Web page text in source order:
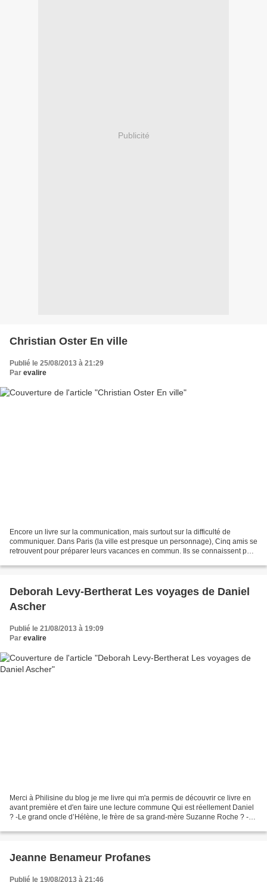
Publicité
Christian Oster En ville
Publié le 25/08/2013 à 21:29
Par evalire
Encore un livre sur la communication, mais surtout sur la difficulté de
communiquer. Dans Paris (la ville est presque un personnage), Cinq amis se
retrouvent pour préparer leurs vacances en commun. Ils se connaissent peu
Deborah Levy-Bertherat Les voyages de Daniel
Ascher
Publié le 21/08/2013 à 19:09
Par evalire
Merci à Philisine du blog je me livre qui m'a permis de découvrir ce livre en
avant première et d'en faire une lecture commune Qui est réellement Daniel
? -Le grand oncle d’Hélène, le frère de sa grand-mère Suzanne Roche ? -
Jeanne Benameur Profanes
Publié le 19/08/2013 à 21:46